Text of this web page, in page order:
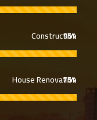
Construction
95%
House Renovation
75%